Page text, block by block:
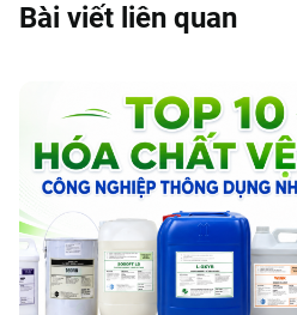
Bài viết liên quan